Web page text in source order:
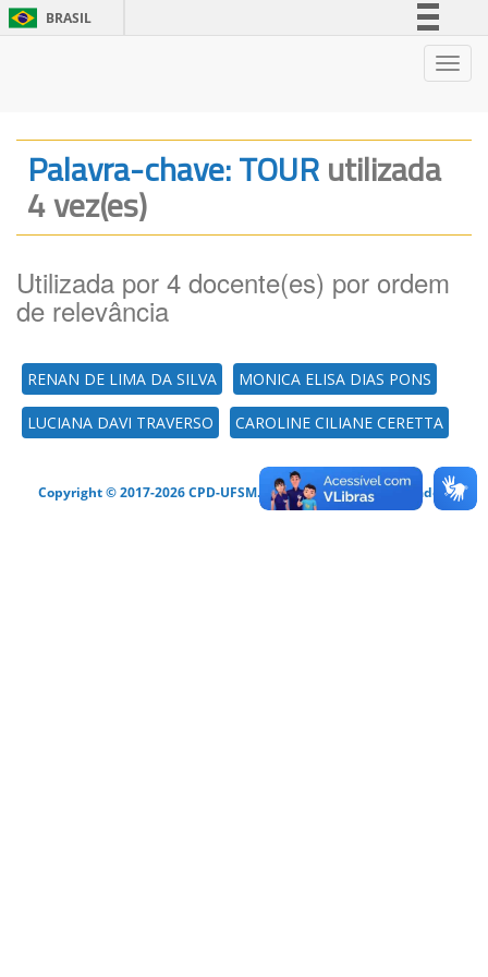
BRASIL
Legislação
Palavra-chave: TOURutilizada
4 vez(es)
Utilizada por 4 docente(es) por ordem
de relevância
RENAN DE LIMA DA SILVA MONICA ELISA DIAS PONS
LUCIANA DAVI TRAVERSO CAROLINE CILIANE CERETTA
Copyright © 2017-2026 CPD-UFSM. Todos os direitos reservados.